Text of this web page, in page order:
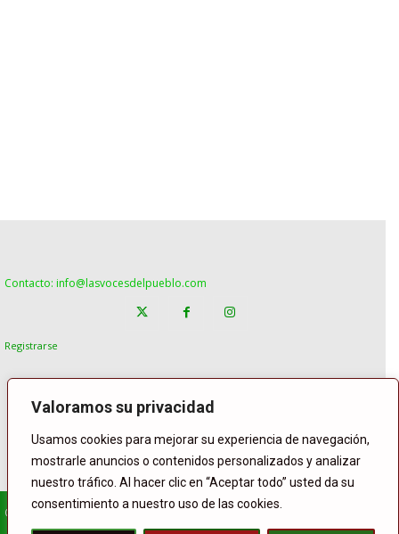
Valoramos su privacidad
Usamos cookies para mejorar su experiencia de navegación,
mostrarle anuncios o contenidos personalizados y analizar
nuestro tráfico. Al hacer clic en “Aceptar todo” usted da su
consentimiento a nuestro uso de las cookies.
Contacto: info@lasvocesdelpueblo.com
Registrarse
© Copyright Lasvocesdelpueblo